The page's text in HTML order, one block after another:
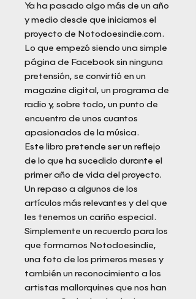
Ya ha pasado algo más de un año
y medio desde que iniciamos el
proyecto de Notodoesindie.com.
Lo que empezó siendo una simple
página de Facebook sin ninguna
pretensión, se convirtió en un
magazine digital, un programa de
radio y, sobre todo, un punto de
encuentro de unos cuantos
apasionados de la música.
Este libro pretende ser un reflejo
de lo que ha sucedido durante el
primer año de vida del proyecto.
Un repaso a algunos de los
artículos más relevantes y del que
les tenemos un cariño especial.
Simplemente un recuerdo para los
que formamos Notodoesindie,
una foto de los primeros meses y
también un reconocimiento a los
artistas mallorquines que nos han